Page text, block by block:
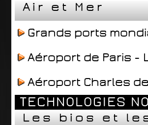
Air et Mer
Grands ports
Aéroport de Paris -
Aéroport Charles
TECHNOLOGIES
Les bios et